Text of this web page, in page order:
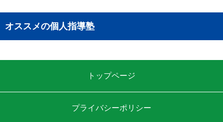
オススメの個人指導塾
トップページ
プライバシーポリシー